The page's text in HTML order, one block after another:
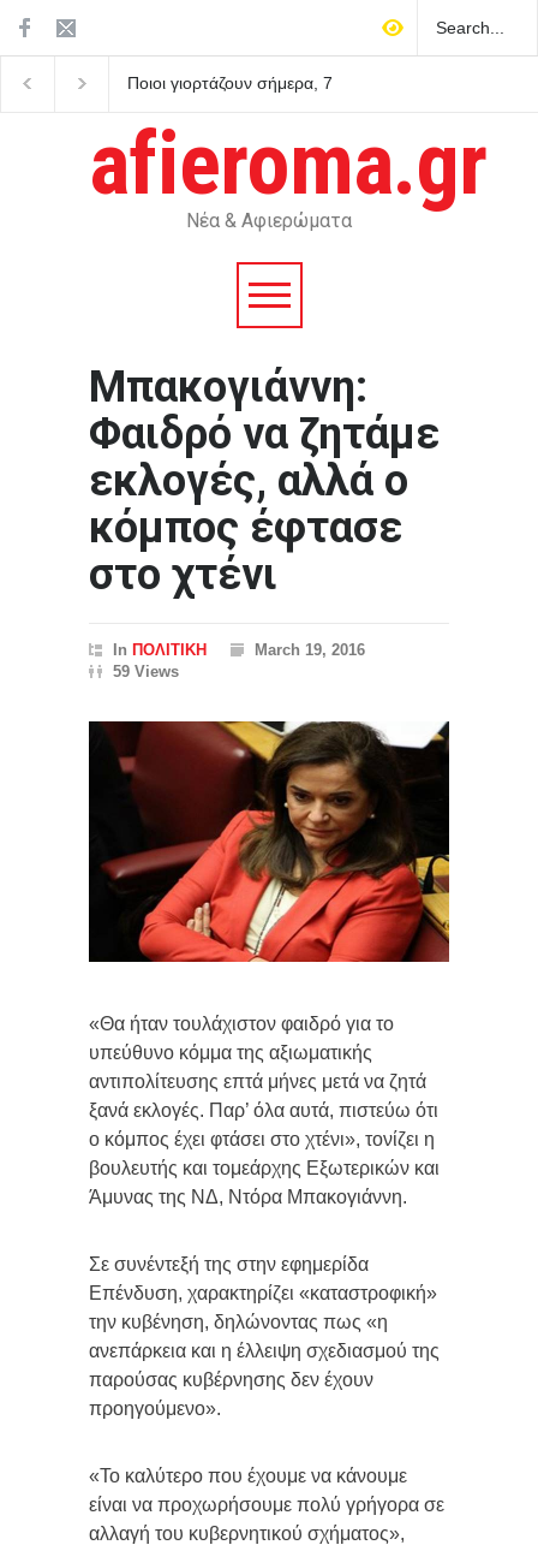
Ποιοι γιορτάζουν σήμερα, 7
afieroma.gr
Νέα & Αφιερώματα
Μπακογιάννη:
Φαιδρό να ζητάμε
εκλογές, αλλά ο
κόμπος έφτασε
στο χτένι
In ΠΟΛΙΤΙΚΗ
March 19, 2016
59 Views
«Θα ήταν τουλάχιστον φαιδρό για το
υπεύθυνο κόμμα της αξιωματικής
αντιπολίτευσης επτά μήνες μετά να ζητά
ξανά εκλογές. Παρ’ όλα αυτά, πιστεύω ότι
ο κόμπος έχει φτάσει στο χτένι», τονίζει η
βουλευτής και τομεάρχης Εξωτερικών και
Άμυνας της ΝΔ, Ντόρα Μπακογιάννη.
Σε συνέντεξή της στην εφημερίδα
Επένδυση, χαρακτηρίζει «καταστροφική»
την κυβένηση, δηλώνοντας πως «η
ανεπάρκεια και η έλλειψη σχεδιασμού της
παρούσας κυβέρνησης δεν έχουν
προηγούμενο».
«Το καλύτερο που έχουμε να κάνουμε
είναι να προχωρήσουμε πολύ γρήγορα σε
αλλαγή του κυβερνητικού σχήματος»,